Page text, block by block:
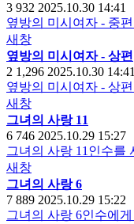
3 932 2025.10.30 14:41
옆방의 미시여자 - 중
새창
옆방의 미시여자 - 상편
2 1,296 2025.10.30 14:41
옆방의 미시여자 - 상
새창
그녀의 사랑 11
6 746 2025.10.29 15:27
그녀의 사랑 11인수
새창
그녀의 사랑 6
7 889 2025.10.29 15:22
그녀의 사랑 6인수에